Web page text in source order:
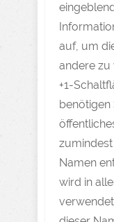
auf, um
andere zu
+1-
benötigen
Namen
wird in